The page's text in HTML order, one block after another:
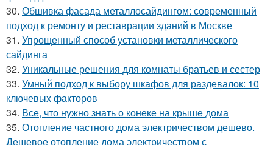
30. Обшивка фасада металлосайдингом: современный
подход к ремонту и реставрации зданий в Москве
31. Упрощенный способ установки металлического
сайдинга
32. Уникальные решения для комнаты братьев и сестер
33. Умный подход к выбору шкафов для раздевалок: 10
ключевых факторов
34. Все, что нужно знать о конеке на крыше дома
35. Отопление частного дома электричеством дешево.
Дешевое отопление дома электричеством с